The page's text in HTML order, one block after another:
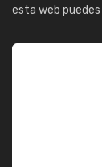
esta web puedes